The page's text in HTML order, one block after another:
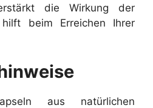
die Wirkung der
beim Erreichen Ihrer
aus natürlichen